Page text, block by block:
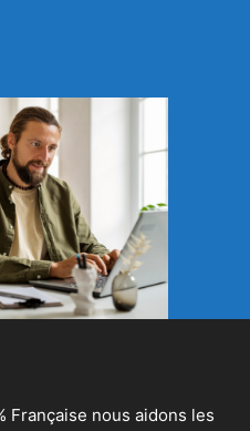
Française nous aidons les